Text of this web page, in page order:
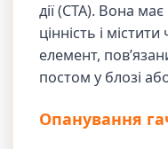
дії (CTA). Вона
цінність і
елемент,
постом у блозі
Опанування